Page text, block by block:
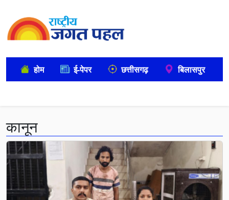
होम ई-पेपर छत्तीसगढ़ बिलासपुर
कानून